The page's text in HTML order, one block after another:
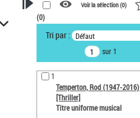
VOTRE RECHERCHE
Recherche avancée dans les
notices d’autorité
Œuvres liées à l'auteur :
Temperton, Rod (1947-2016)
Voir la sélection (0)
(0)
Tri par : Défaut
sur 1
1
Temperton, Rod (1947-2016)
[Thriller]
Titre uniforme musical